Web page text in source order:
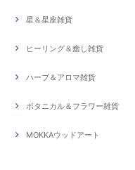
星＆星座雑貨
ヒーリング＆癒し雑貨
ハーブ＆アロマ雑貨
ボタニカル＆フラワー雑貨
MOKKAウッドアート